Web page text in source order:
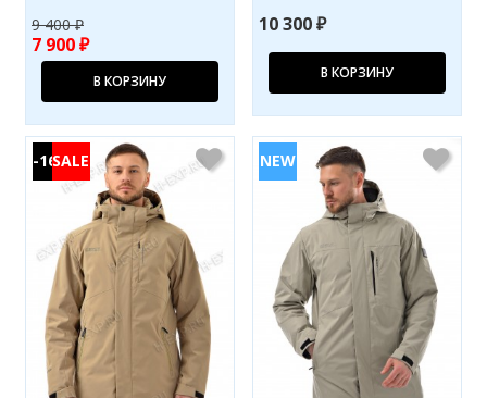
9 400 ₽
7 900 ₽
В КОРЗИНУ
10 300 ₽
В КОРЗИНУ
-16%